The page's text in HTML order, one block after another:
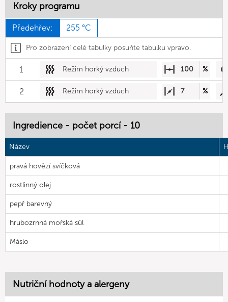
Kroky programu
Předehřev: 255 °C
Pro zobrazení celé tabulky posuňte tabulku vpravo.
1 Režim horký vzduch 100 %
2 Režim horký vzduch 7 %
Ingredience - počet porcí - 10
Název
pravá hovězí svíčková
rostlinný olej
pepř barevný
hrubozrnná mořská sůl
Máslo
Nutriční hodnoty a alergeny